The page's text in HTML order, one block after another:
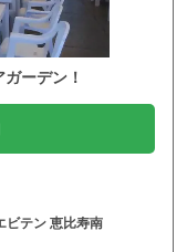
ーデン！
ビテン 恵比寿南